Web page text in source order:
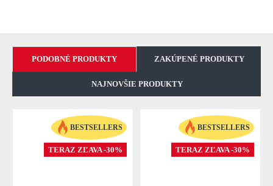
PODOBNÉ PRODUKTY ZAKÚPENÉ PRODUKTY
NAJNOVŠIE PRODUKTY
BESTSELLERS
TERAZ ZĽAVA -30%
BESTSELLERS
TERAZ ZĽAVA -30%